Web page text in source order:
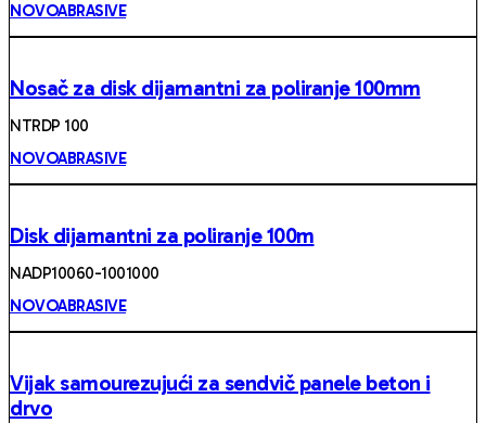
NOVOABRASIVE
Nosač za disk dijamantni za poliranje 100mm
NTRDP 100
NOVOABRASIVE
Disk dijamantni za poliranje 100m
NADP10060-1001000
NOVOABRASIVE
Vijak samourezujući za sendvič panele beton i
drvo